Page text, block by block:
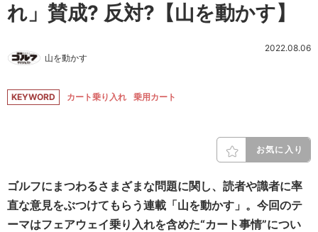
れ」賛成? 反対?【山を動かす】
山を動かす
2022.08.06
KEYWORD カート乗り入れ 乗用カート
お気に入り
ゴルフにまつわるさまざまな問題に関し、読者や識者に率
直な意見をぶつけてもらう連載「山を動かす」。今回のテ
ーマはフェアウェイ乗り入れを含めた“カート事情”につい